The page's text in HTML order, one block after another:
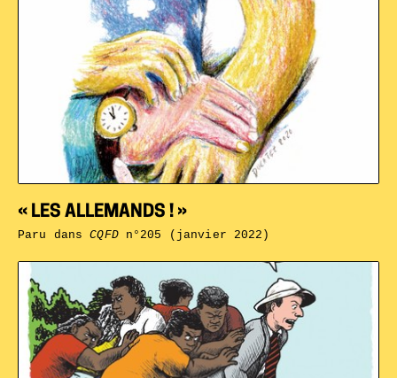
« LES ALLEMANDS ! »
Paru dansCQFDn°205 (janvier 2022)